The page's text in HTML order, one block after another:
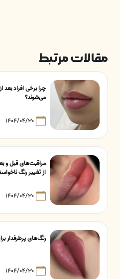
مقالات مرتبط
چرا برخی افراد بعد
می‌شوند؟
۱۴۰۴/۰۴/۳۰
مراقبت‌های قبل و
از تغییر رنگ
۱۴۰۴/۰۴/۳۰
رنگ‌های پرطرفدار
۱۴۰۴/۰۴/۳۰